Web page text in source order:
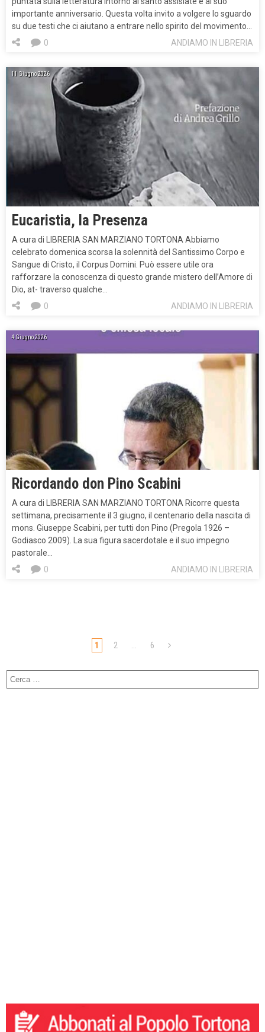
importante anniversario. Questa volta invito a volgere lo sguardo
su due testi che ci aiutano a entrare nello spirito del movimento…
ANDIAMO IN LIBRERIA
0
11 Giugno 2026
Eucaristia, la Presenza
A cura di LIBRERIA SAN MARZIANO TORTONA Abbiamo
celebrato domenica scorsa la solennità del Santissimo Corpo e
Sangue di Cristo, il Corpus Domini. Può essere utile ora
rafforzare la conoscenza di questo grande mistero dell’Amore di
Dio, at- traverso qualche…
ANDIAMO IN LIBRERIA
0
4 Giugno 2026
Ricordando don Pino Scabini
A cura di LIBRERIA SAN MARZIANO TORTONA Ricorre questa
settimana, precisamente il 3 giugno, il centenario della nascita di
mons. Giuseppe Scabini, per tutti don Pino (Pregola 1926 –
Godiasco 2009). La sua figura sacerdotale e il suo impegno
pastorale…
ANDIAMO IN LIBRERIA
0
1 2 … 6